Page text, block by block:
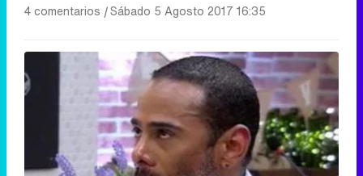
4 comentarios |Sábado 5 Agosto 2017 16:35